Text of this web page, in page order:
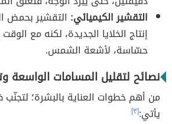
التقشير الكيميائي: التقشير بحمض
إنتاج الخلايا الجديدة، لكنه مع
حسّاسة، لأشعة الشمس.
نصائح لتقليل المسامات الواسعة
من أهم خطوات العناية بالبشرة؛
يأتي:[٣]